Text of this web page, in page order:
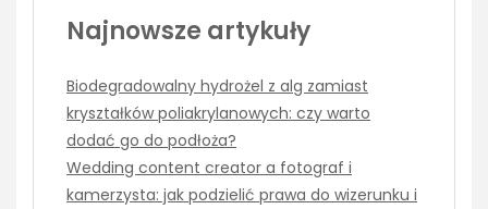
Najnowsze artykuły
Biodegradowalny hydrożel z alg zamiast
kryształków poliakrylanowych: czy warto
dodać go do podłoża?
Wedding content creator a fotograf i
kamerzysta: jak podzielić prawa do wizerunku i